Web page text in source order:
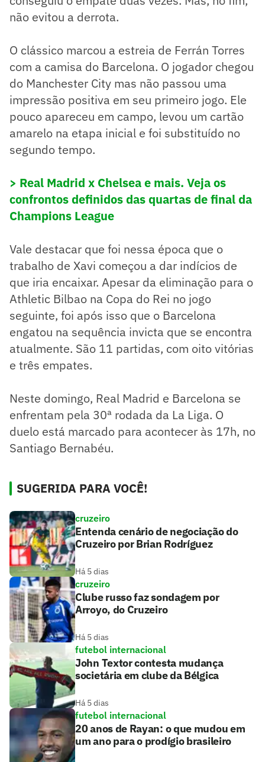
não evitou a derrota.
O clássico marcou a estreia de Ferrán Torres
com a camisa do Barcelona. O jogador chegou
do Manchester City mas não passou uma
impressão positiva em seu primeiro jogo. Ele
pouco apareceu em campo, levou um cartão
amarelo na etapa inicial e foi substituído no
segundo tempo.
> Real Madrid x Chelsea e mais. Veja os
confrontos definidos das quartas de final da
Champions League
Vale destacar que foi nessa época que o
trabalho de Xavi começou a dar indícios de
que iria encaixar. Apesar da eliminação para o
Athletic Bilbao na Copa do Rei no jogo
seguinte, foi após isso que o Barcelona
engatou na sequência invicta que se encontra
atualmente. São 11 partidas, com oito vitórias
e três empates.
Neste domingo, Real Madrid e Barcelona se
enfrentam pela 30ª rodada da La Liga. O
duelo está marcado para acontecer às 17h, no
Santiago Bernabéu.
SUGERIDA PARA VOCÊ!
cruzeiro
Entenda cenário de negociação do
Cruzeiro por Brian Rodríguez
Há 5 dias
cruzeiro
Clube russo faz sondagem por
Arroyo, do Cruzeiro
Há 5 dias
futebol internacional
John Textor contesta mudança
societária em clube da Bélgica
Há 5 dias
futebol internacional
20 anos de Rayan: o que mudou em
um ano para o prodígio brasileiro